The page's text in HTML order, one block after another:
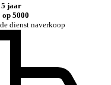
5 jaar
5000
dienst naverkoop